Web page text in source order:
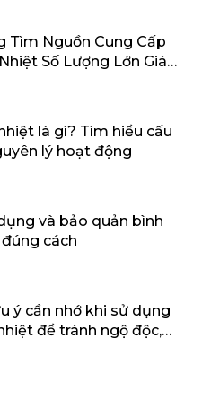
Tìm Nguồn Cung Cấp
Số Lượng Lớn Giá
là gì? Tìm hiểu cấu
lý hoạt động
và bảo quản bình
cách
ý cần nhớ khi sử dụng
để tránh ngộ độc,